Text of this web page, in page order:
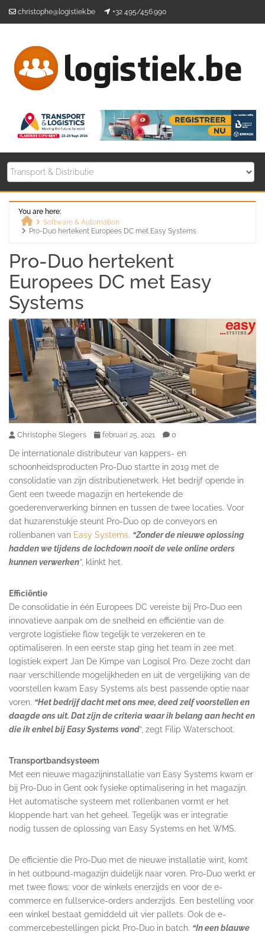
christophe@logistiek.be +32 495/456.990
You are here:
Home
Software & Automation
Pro-Duo hertekent Europees DC met Easy Systems
Pro-Duo hertekent
Europees DC met Easy
Systems
Christophe Slegers februari 25, 2021 0
De internationale distributeur van kappers- en
schoonheidsproducten Pro-Duo startte in 2019 met de
consolidatie van zijn distributienetwerk. Het bedrijf opende in
Gent een tweede magazijn en hertekende de
goederenverwerking binnen en tussen de twee locaties. Voor
dat huzarenstukje steunt Pro-Duo op de conveyors en
rollenbanen van Easy Systems. “Zonder de nieuwe oplossing
hadden we tijdens de lockdown nooit de vele online orders
kunnen verwerken”, klinkt het.
Efficiëntie
De consolidatie in één Europees DC vereiste bij Pro-Duo een
innovatieve aanpak om de snelheid en efficiëntie van de
vergrote logistieke flow tegelijk te verzekeren en te
optimaliseren. In een eerste stap ging het team in zee met
logistiek expert Jan De Kimpe van Logisol Pro. Deze zocht dan
naar verschillende mogelijkheden en uit de vergelijking van de
voorstellen kwam Easy Systems als best passende optie naar
voren. “Het bedrijf dacht met ons mee, deed zelf voorstellen en
daagde ons uit. Dat zijn de criteria waar ik belang aan hecht en
die ik enkel bij Easy Systems vond”, zegt Filip Waterschoot.
Transportbandsysteem
Met een nieuwe magazijninstallatie van Easy Systems kwam er
bij Pro-Duo in Gent ook fysieke optimalisering in het magazijn.
Het automatische systeem met rollenbanen vormt er het
kloppende hart van het geheel. Tegelijk was er integratie
nodig tussen de oplossing van Easy Systems en het WMS.
De efficiëntie die Pro-Duo met de nieuwe installatie wint, komt
in het outbound-magazijn duidelijk naar voren. Pro-Duo werkt er
met twee flows: voor de winkels enerzijds en voor de e-
commerce en fullservice-orders anderzijds. Een bestelling voor
een winkel bestaat gemiddeld uit vier pallets. Ook de e-
commercebestellingen pickt Pro-Duo in batch. “In een blauwe